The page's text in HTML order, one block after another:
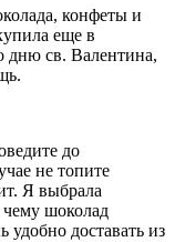
конфеты и
еще в
дню св. Валентина,
до
не топите
Я выбрала
чему шоколад
доставать из